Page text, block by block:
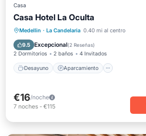
Casa
Casa Hotel La Oculta
Medellin · La Candelaria 0.40 mi al centro
9.5 Excepcional(2 Reseñas)
2 Dormitorios 2 baños 4 Invitados
Desayuno Aparcamiento
Desayuno
Aparcamiento
Balcón/Terraza
€16/noche
7 noches - €115